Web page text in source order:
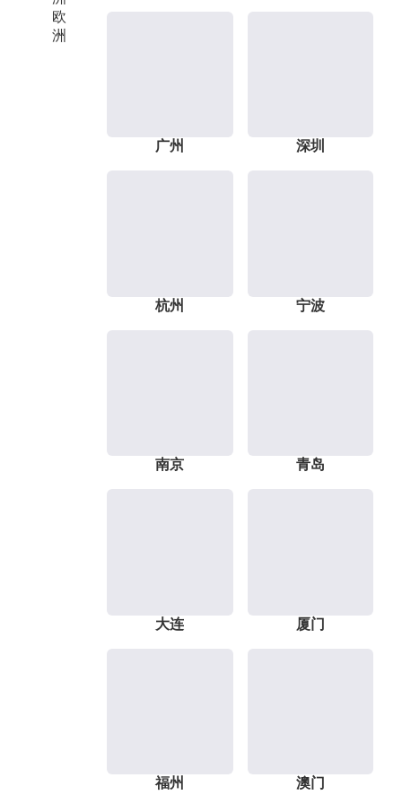
欧
洲
广州 深圳
杭州 宁波
南京 青岛
大连 厦门
福州 澳门